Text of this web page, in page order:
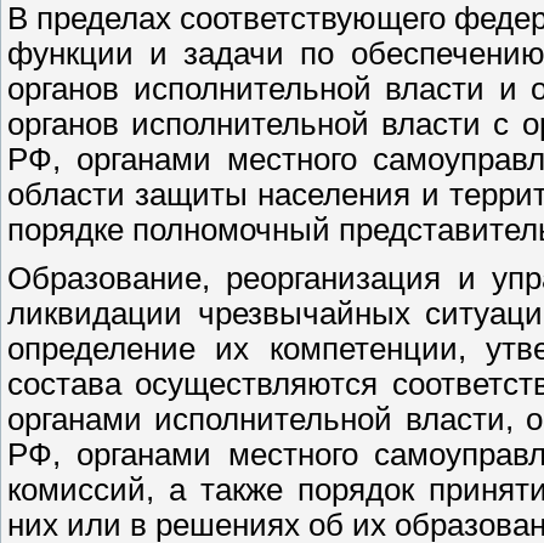
В пределах соответствующего
функции и задачи по
органов исполнительной власти
органов исполнительной власти с
РФ, органами местного
области защиты населения и
порядке полномочный
Образование, реорганизация и
ликвидации чрезвычайных
определение их компетенции,
состава осуществляются
органами исполнительной власти,
РФ, органами местного
комиссий, а также порядок
них или в решениях об их